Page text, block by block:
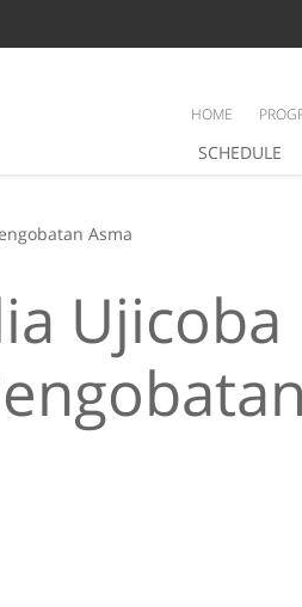
SCHEDULE
HOME
Asma
Ujicoba